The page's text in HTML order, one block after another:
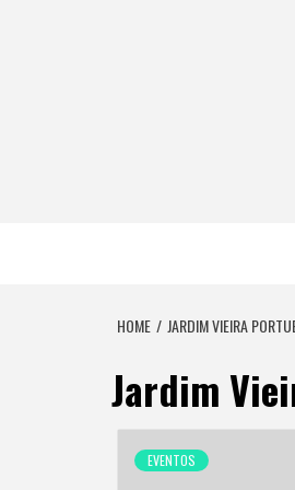
HOME JARDIM VIEIRA
Jardim
EVENTOS